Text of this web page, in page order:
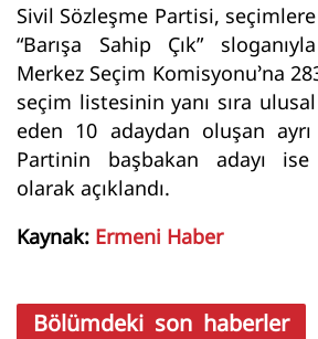
Sivil Sözleşme Partisi,
“Barışa Sahip Çık”
Merkez Seçim Komisyonu’na
seçim listesinin yanı sıra ulusal
eden 10 adaydan oluşan
Partinin başbakan adayı
olarak açıklandı.
Kaynak: Ermeni Haber
Bölümdeki son haberler